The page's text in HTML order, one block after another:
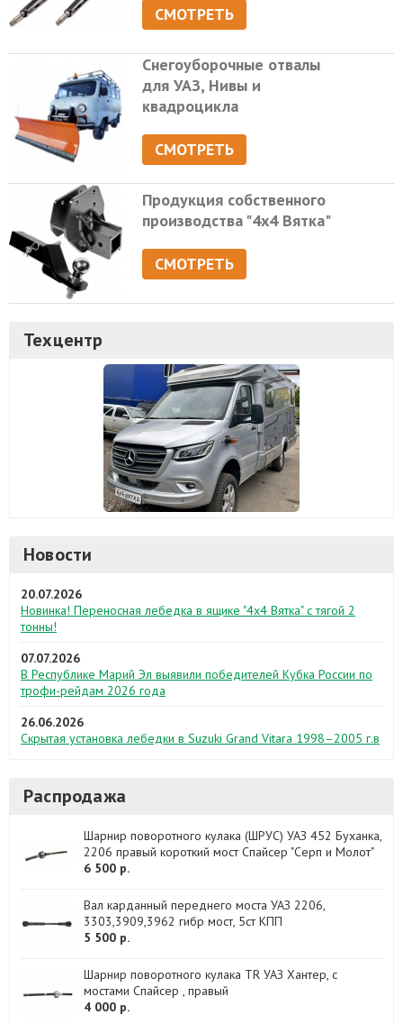
СМОТРЕТЬ
Снегоуборочные отвалы
для УАЗ, Нивы и
квадроцикла
СМОТРЕТЬ
Продукция собственного
производства "4х4 Вятка"
СМОТРЕТЬ
Техцентр
Новости
20.07.2026
Новинка! Переносная лебедка в ящике "4х4 Вятка" с тягой 2
тонны!
07.07.2026
В Республике Марий Эл выявили победителей Кубка России по
трофи-рейдам 2026 года
26.06.2026
Скрытая установка лебедки в Suzuki Grand Vitara 1998–2005 г.в
Распродажа
Шарнир поворотного кулака (ШРУС) УАЗ 452 Буханка,
2206 правый короткий мост Спайсер "Серп и Молот"
6 500 р.
Вал карданный переднего моста УАЗ 2206,
3303,3909,3962 гибр мост, 5ст КПП
5 500 р.
Шарнир поворотного кулака TR УАЗ Хантер, с
мостами Спайсер , правый
4 000 р.